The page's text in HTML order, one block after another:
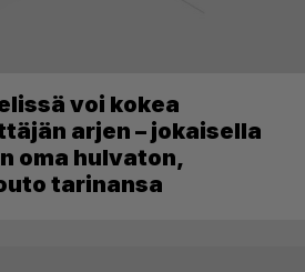
voi kokea
arjen – jokaisella
oma hulvaton,
tarinansa